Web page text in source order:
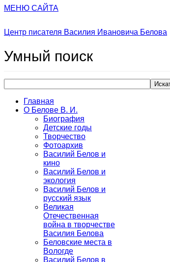
МЕНЮ САЙТА
Центр писателя Василия Ивановича Белова
Умный поиск
Главная
О Белове В. И.
Биография
Детские годы
Творчество
Фотоархив
Василий Белов и
кино
Василий Белов и
экология
Василий Белов и
русский язык
Великая
Отечественная
война в творчестве
Василия Белова
Беловские места в
Вологде
Василий Белов в